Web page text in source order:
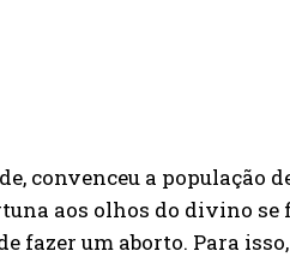
convenceu a população
aos olhos do divino
fazer um aborto. Para